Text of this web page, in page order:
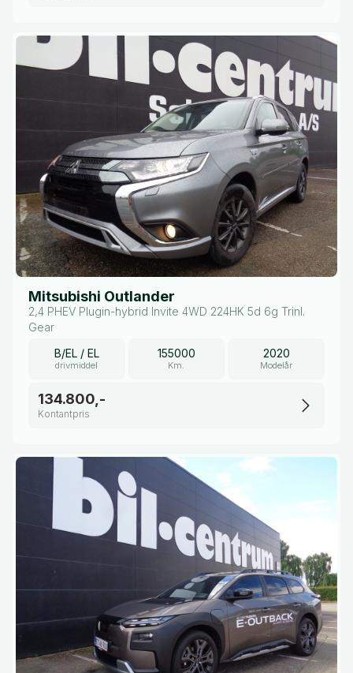
Mitsubishi Outlander
2,4 PHEV Plugin-hybrid Invite 4WD 224HK 5d 6g Trinl.
Gear
B/EL / EL
drivmiddel
155000
Km.
2020
Modelår
134.800,-
Kontantpris